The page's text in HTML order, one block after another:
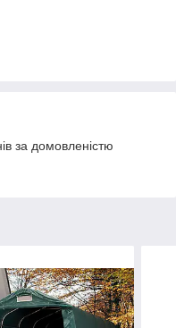
за домовленістю